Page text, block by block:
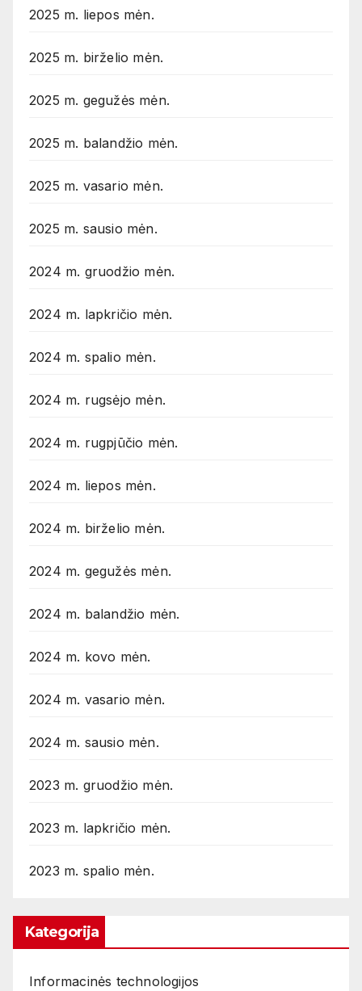
2025 m. liepos mėn.
2025 m. birželio mėn.
2025 m. gegužės mėn.
2025 m. balandžio mėn.
2025 m. vasario mėn.
2025 m. sausio mėn.
2024 m. gruodžio mėn.
2024 m. lapkričio mėn.
2024 m. spalio mėn.
2024 m. rugsėjo mėn.
2024 m. rugpjūčio mėn.
2024 m. liepos mėn.
2024 m. birželio mėn.
2024 m. gegužės mėn.
2024 m. balandžio mėn.
2024 m. kovo mėn.
2024 m. vasario mėn.
2024 m. sausio mėn.
2023 m. gruodžio mėn.
2023 m. lapkričio mėn.
2023 m. spalio mėn.
Kategorija
Informacinės technologijos